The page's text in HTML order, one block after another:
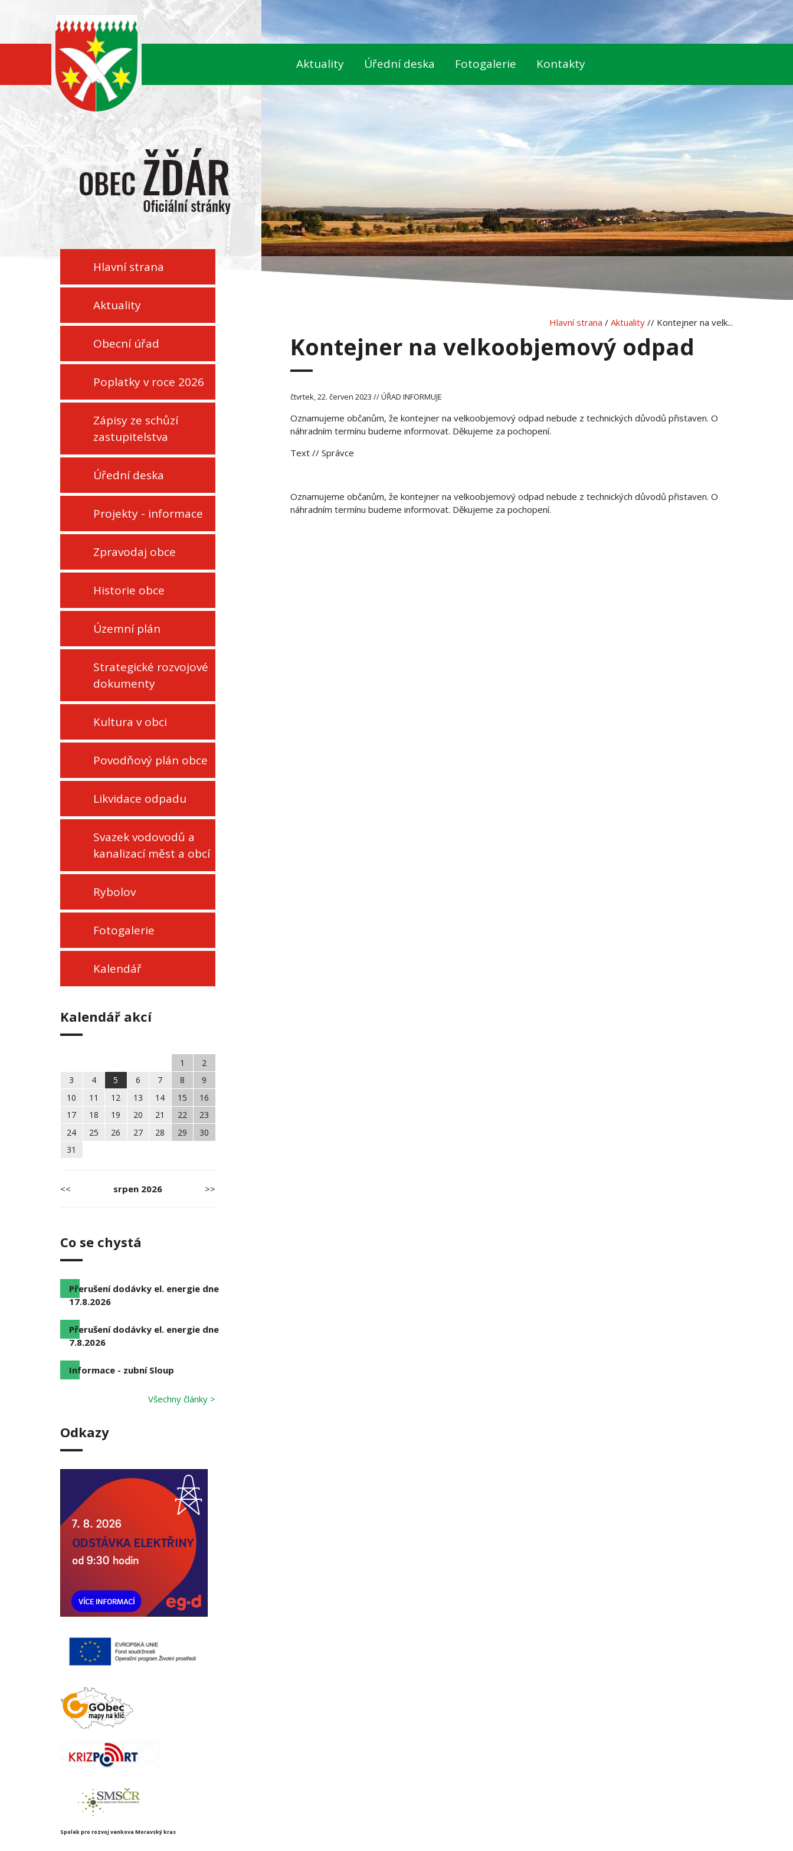
Aktuality Úřední deska Fotogalerie Kontakty
Hlavní strana
Aktuality
Obecní úřad
Poplatky v roce 2026
Zápisy ze schůzí
zastupitelstva
Úřední deska
Projekty - informace
Zpravodaj obce
Historie obce
Územní plán
Strategické rozvojové
dokumenty
Kultura v obci
Povodňový plán obce
Likvidace odpadu
Svazek vodovodů a
kanalizací měst a obcí
Rybolov
Fotogalerie
Kalendář
Kalendář akcí
1
2
3
4 5 6 7 8
9
10
11 12 13 14 15
16
17
18 19 20 21 22
23
24
25 26 27 28 29
30
31
<< srpen 2026 >>
Co se chystá
Přerušení dodávky el. energie dne
17.8.2026
Přerušení dodávky el. energie dne
7.8.2026
Informace - zubní Sloup
Všechny články >
Odkazy
Spolek pro rozvoj venkova Moravský kras
Hlavní strana / Aktuality // Kontejner na velk...
Kontejner na velkoobjemový odpad
čtvrtek, 22. červen 2023 // ÚŘAD INFORMUJE
Oznamujeme občanům, že kontejner na velkoobjemový odpad nebude z technických důvodů přistaven. O
náhradním termínu budeme informovat. Děkujeme za pochopení.
Text // Správce
Oznamujeme občanům, že kontejner na velkoobjemový odpad nebude z technických důvodů přistaven. O
náhradním termínu budeme informovat. Děkujeme za pochopení.